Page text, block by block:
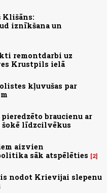
iznīkšana un
remontdarbi uz
Krustpils ielā
kļuvušas par
braucienu ar
šokē līdzcilvēkus
aizvien
sāk atspēlēties
2
nodot Krievijai slepenu